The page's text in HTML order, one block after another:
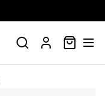
SØK PROFIL